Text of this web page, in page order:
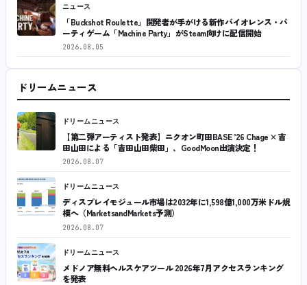
ニュース
「Buckshot Roulette」開発者が手がける新作バイオレンス・パ
ーティゲーム「Machine Party」がSteam向けに配信開始
2026.08.05
ドリームニュース
ドリームニュース
【第二弾アーティスト発表】ニクオン町田BASE ’26 Chage × 吉
田山田による「吉田山田柴田」、GoodMoon出演決定！
2026.08.07
ドリームニュース
ディスプレイモジュール市場は2032年に1,598億1,000万米ドル規
模へ（MarketsandMarkets予測）
2026.08.07
ドリームニュース
メドノア無料ヘルスケアツール 2026年7月アクセスランキング
を発表